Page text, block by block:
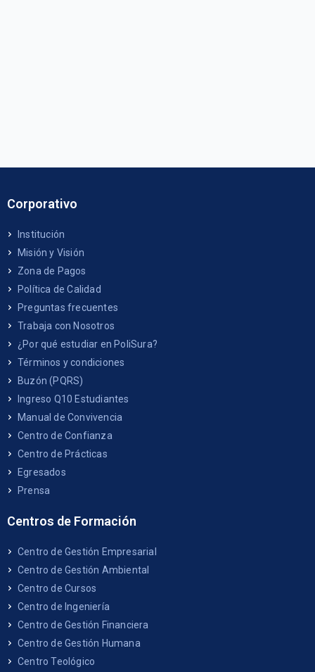
Corporativo
Institución
Misión y Visión
Zona de Pagos
Política de Calidad
Preguntas frecuentes
Trabaja con Nosotros
¿Por qué estudiar en PoliSura?
Términos y condiciones
Buzón (PQRS)
Ingreso Q10 Estudiantes
Manual de Convivencia
Centro de Confianza
Centro de Prácticas
Egresados
Prensa
Centros de Formación
Centro de Gestión Empresarial
Centro de Gestión Ambiental
Centro de Cursos
Centro de Ingeniería
Centro de Gestión Financiera
Centro de Gestión Humana
Centro Teológico